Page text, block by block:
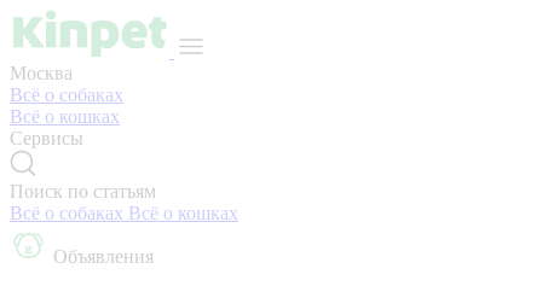
Москва
Всё о собаках
Всё о кошках
Сервисы
Поиск по статьям
Всё о собаках Всё о кошках
Объявления